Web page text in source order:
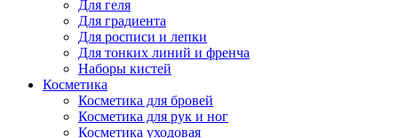
Для геля
Для градиента
Для росписи и лепки
Для тонких линий и френча
Наборы кистей
Косметика
Косметика для бровей
Косметика для рук и ног
Косметика уходовая